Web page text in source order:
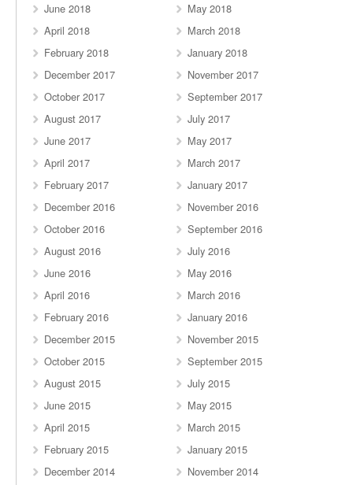
June 2018
May 2018
April 2018
March 2018
February 2018
January 2018
December 2017
November 2017
October 2017
September 2017
August 2017
July 2017
June 2017
May 2017
April 2017
March 2017
February 2017
January 2017
December 2016
November 2016
October 2016
September 2016
August 2016
July 2016
June 2016
May 2016
April 2016
March 2016
February 2016
January 2016
December 2015
November 2015
October 2015
September 2015
August 2015
July 2015
June 2015
May 2015
April 2015
March 2015
February 2015
January 2015
December 2014
November 2014